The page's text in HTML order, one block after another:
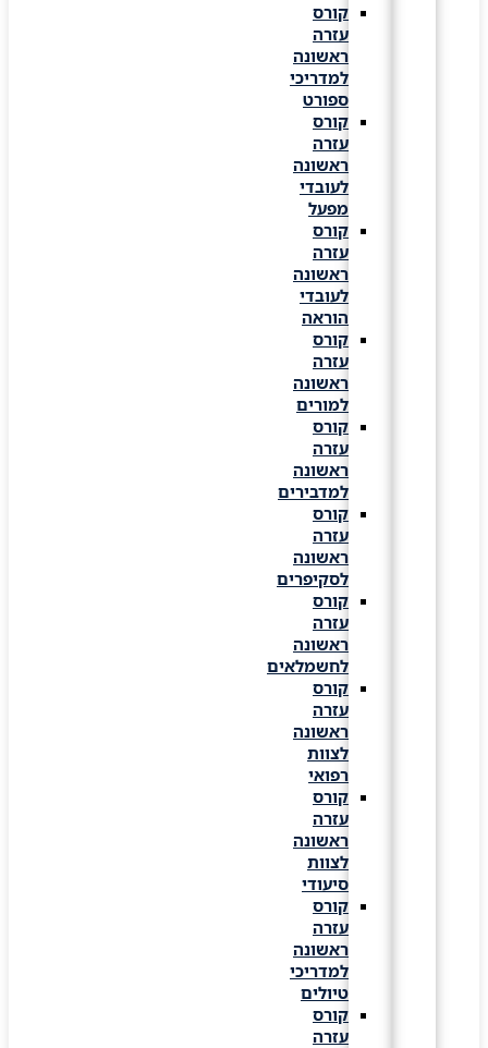
קורס
עזרה
ראשונה
למדריכי
ספורט
קורס
עזרה
ראשונה
לעובדי
מפעל
קורס
עזרה
ראשונה
לעובדי
הוראה
קורס
עזרה
ראשונה
למורים
קורס
עזרה
ראשונה
למדבירים
קורס
עזרה
ראשונה
לסקיפרים
קורס
עזרה
ראשונה
לחשמלאים
קורס
עזרה
ראשונה
לצוות
רפואי
קורס
עזרה
ראשונה
לצוות
סיעודי
קורס
עזרה
ראשונה
למדריכי
טיולים
קורס
עזרה